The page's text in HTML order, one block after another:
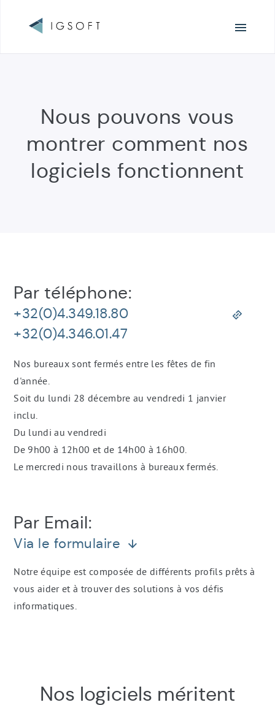
Nous pouvons vous
montrer comment nos
logiciels fonctionnent
Informations
de
contact
Par téléphone:
+32(0)4.349.18.80
+32(0)4.346.01.47
Nos bureaux sont fermés entre les fêtes de fin
d'année.
Soit du lundi 28 décembre au vendredi 1 janvier
inclu.
Du lundi au vendredi
De 9h00 à 12h00 et de 14h00 à 16h00.
Le mercredi nous travaillons à bureaux fermés.
Par Email:
Via le formulaire
Notre équipe est composée de différents profils prêts à
vous aider et à trouver des solutions à vos défis
informatiques.
Navigation
FormulaireNos logiciels méritent